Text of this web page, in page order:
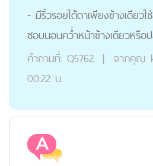
- มีริ้วรอยใต้ตาเพียงข้างเดียวใ
ชอบนอนคว่ำหน้าข้างเดียวหรือ
คำถามที่: Q5762 | จากคุณ
00:22 น.